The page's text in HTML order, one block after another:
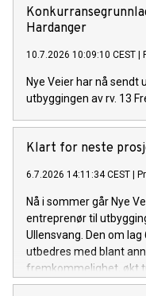
Hardanger
10.7.2026 10:09:10 CEST
Nye Veier har nå
utbyggingen av rv. 13
Klart for neste
6.7.2026 14:11:34 CEST
Nå i sommer går Nye
entreprenør til
Ullensvang. Den om
utbedres med blant
fremkommelighet, økt
skred.